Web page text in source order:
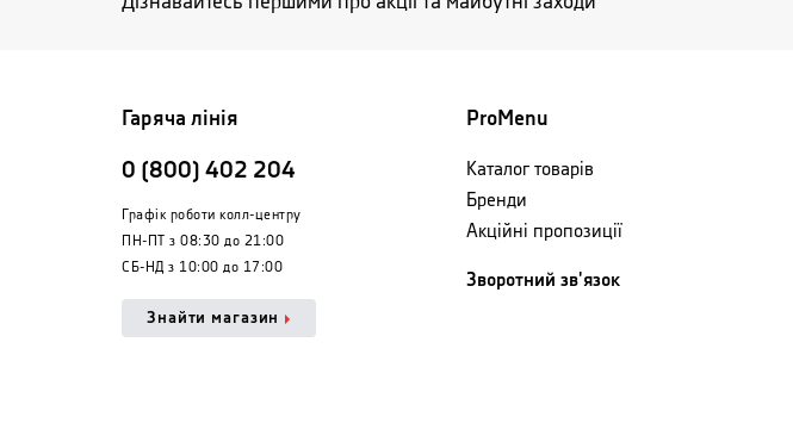
Гаряча лінія
0 (800) 402 204
Графік роботи колл-центру
ПН-ПТ з 08:30 до 21:00
СБ-НД з 10:00 до 17:00
Знайти магазин
ProMenu
Каталог товарів
Бренди
Акційні пропозиції
Зворотний зв'язок